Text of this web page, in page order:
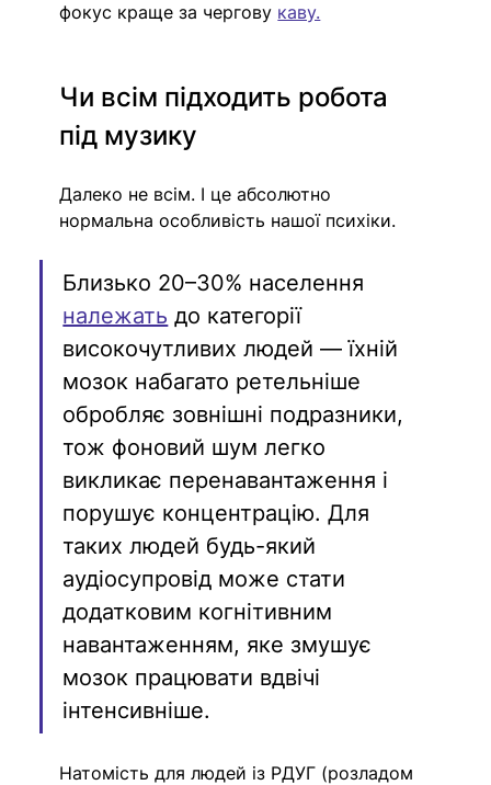
фокус краще за чергову каву.
Чи всім підходить робота
під музику
Далеко не всім. І це абсолютно
нормальна особливість нашої психіки.
Близько 20–30% населення
належать до категорії
високочутливих людей — їхній
мозок набагато ретельніше
обробляє зовнішні подразники,
тож фоновий шум легко
викликає перенавантаження і
порушує концентрацію. Для
таких людей будь-який
аудіосупровід може стати
додатковим когнітивним
навантаженням, яке змушує
мозок працювати вдвічі
інтенсивніше.
Натомість для людей із РДУГ (розладом